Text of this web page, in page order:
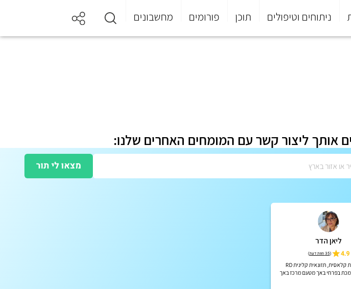
ניתוחים וטיפולים תוכן פורומים מחשבונים
אותך ליצור קשר עם המומחים האחרים שלנו:
מצאו לי תור
ליאן הדר
4.9
(35 חוות דעת )
הומאופתית קלאסית, תזונאית קלינית RD
בפרחי באך מטעם מרכז באך